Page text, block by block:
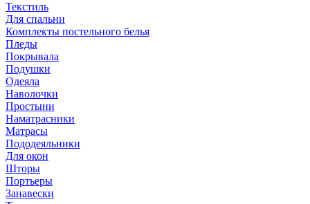
Текстиль
Для спальни
Комплекты постельного белья
Пледы
Покрывала
Подушки
Одеяла
Наволочки
Простыни
Наматрасники
Матрасы
Пододеяльники
Для окон
Шторы
Портьеры
Занавески